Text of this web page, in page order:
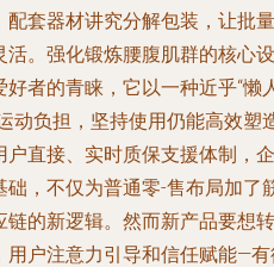
套器材讲究分解包装，让批量
。强化锻炼腰腹肌群的核心设
者的青睐，它以一种近乎“懒
动负担，坚持使用仍能高效塑
直接、实时质保支援体制，企
，不仅为普通零‑售布局加了
的新逻辑。然而新产品要想转
户注意力引导和信任赋能—